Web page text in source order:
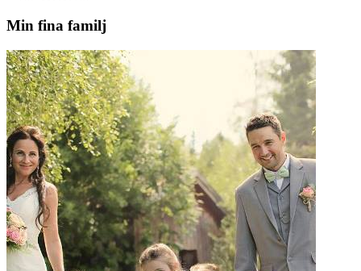
Min fina familj